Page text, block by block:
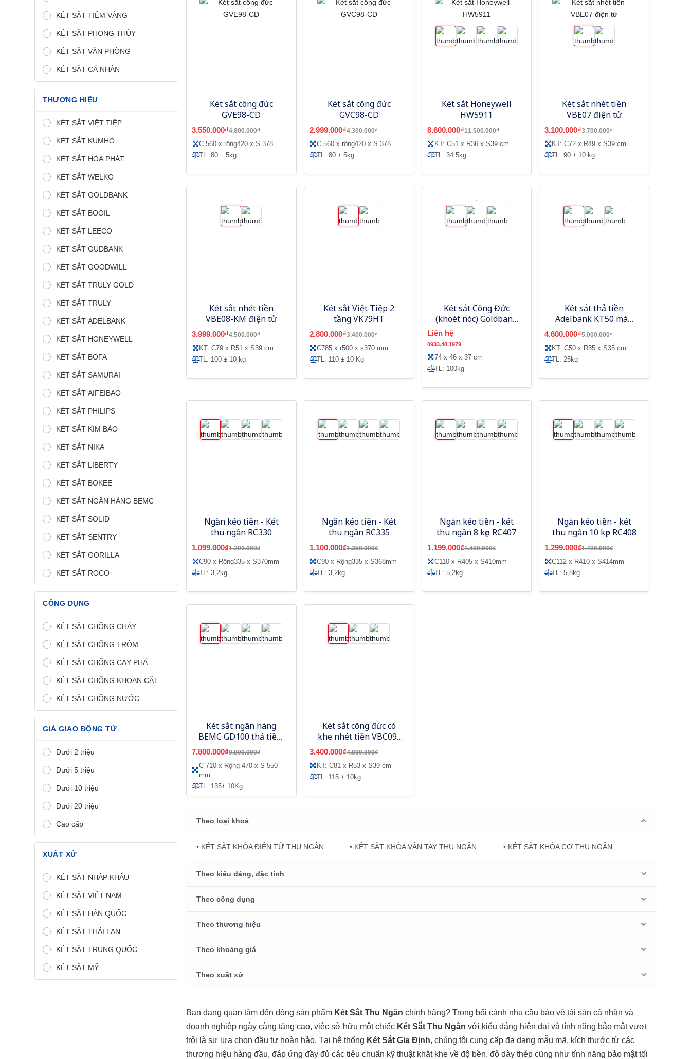
KÉT SẮT TIỆM VÀNG
KÉT SẮT PHONG THỦY
KÉT SẮT VĂN PHÒNG
KÉT SẮT CÁ NHÂN
THƯƠNG HIỆU
KÉT SẮT VIỆT TIỆP
KÉT SẮT KUMHO
KÉT SẮT HÒA PHÁT
KÉT SẮT WELKO
KÉT SẮT GOLDBANK
KÉT SẮT BOOIL
KÉT SẮT LEECO
KÉT SẮT GUDBANK
KÉT SẮT GOODWILL
KÉT SẮT TRULY GOLD
KÉT SẮT TRULY
KÉT SẮT ADELBANK
KÉT SẮT HONEYWELL
KÉT SẮT BOFA
KÉT SẮT SAMURAI
KÉT SẮT AIFEIBAO
KÉT SẮT PHILIPS
KÉT SẮT KIM BẢO
KÉT SẮT NIKA
KÉT SẮT LIBERTY
KÉT SẮT BOKEE
KÉT SẮT NGÂN HÀNG BEMC
KÉT SẮT SOLID
KÉT SẮT SENTRY
KÉT SẮT GORILLA
KÉT SẮT ROCO
CÔNG DỤNG
KÉT SẮT CHỐNG CHÁY
KÉT SẮT CHỐNG TRỘM
KÉT SẮT CHỐNG CẠY PHÁ
KÉT SẮT CHỐNG KHOAN CẮT
KÉT SẮT CHỐNG NƯỚC
GIÁ GIAO ĐỘNG TỪ
Dưới 2 triệu
Dưới 5 triệu
Dưới 10 triệu
Dưới 20 triệu
Cao cấp
XUẤT XỨ
KÉT SẮT NHẬP KHẨU
KÉT SẮT VIỆT NAM
KÉT SẮT HÀN QUỐC
KÉT SẮT THÁI LAN
KÉT SẮT TRUNG QUỐC
KÉT SẮT MỸ
Két sắt công đức
GVE98-CD
3.550.000₫4.800.000₫
C 560 x rộng420 x S 378
TL: 80 ± 5kg
Két sắt công đức
GVC98-CD
2.999.000₫4.300.000₫
C 560 x rộng420 x S 378
TL: 80 ± 5kg
Két sắt Honeywell
HW5911
8.600.000₫11.500.000₫
KT: C51 x R36 x S39 cm
TL: 34.5kg
Két sắt nhét tiền
VBE07 điện tử
3.100.000₫3.700.000₫
KT: C72 x R49 x S39 cm
TL: 90 ± 10 kg
Két sắt nhét tiền
VBE08-KM điện tử
3.999.000₫4.500.000₫
KT: C79 x R51 x S39 cm
TL: 100 ± 10 kg
Két sắt Việt Tiệp 2
tầng VK79HT
2.800.000₫3.400.000₫
C785 x r500 x s370 mm
TL: 110 ± 10 Kg
Két sắt Công Đức
(khoét nóc) Goldbank
Liên hệ
0933.48.1979
74 x 46 x 37 cm
TL: 100kg
Két sắt thả tiền
Adelbank KT50 màu
đen
4.600.000₫5.000.000₫
KT: C50 x R35 x S35 cm
TL: 25kg
Ngăn kéo tiền - Két
thu ngân RC330
1.099.000₫1.200.000₫
C90 x Rộng335 x S370mm
TL: 3,2kg
Ngăn kéo tiền - Két
thu ngân RC335
1.100.000₫1.350.000₫
C90 x Rộng335 x S368mm
TL: 3,2kg
Ngăn kéo tiền - két
thu ngân 8 kẹp RC407
1.199.000₫1.400.000₫
C110 x R405 x S410mm
TL: 5,2kg
Ngăn kéo tiền - két
thu ngân 10 kẹp RC408
1.299.000₫1.400.000₫
C112 x R410 x S414mm
TL: 5,8kg
Két sắt ngân hàng
BEMC GD100 thả tiền,
khoá cơ đổi mã
7.800.000₫9.800.000₫
C 710 x Rộng 470 x S 550
mm
TL: 135± 10Kg
Két sắt công đức có
khe nhét tiền VBC09-
KL
3.400.000₫4.800.000₫
KT: C81 x R53 x S39 cm
TL: 115 ± 10kg
Theo loại khoá
• KÉT SẮT KHÓA ĐIỆN TỬ THU NGÂN • KÉT SẮT KHÓA VÂN TAY THU NGÂN • KÉT SẮT KHÓA CƠ THU NGÂN
Theo kiểu dáng, đặc tính
Theo công dụng
Theo thương hiệu
Theo khoảng giá
Theo xuất xứ
Bạn đang quan tâm đến dòng sản phẩm Két Sắt Thu Ngân chính hãng? Trong bối cảnh nhu cầu bảo vệ tài sản cá nhân và
doanh nghiệp ngày càng tăng cao, việc sở hữu một chiếc Két Sắt Thu Ngân với kiểu dáng hiện đại và tính năng bảo mật vượt
trội là sự lựa chọn đầu tư hoàn hảo. Tại hệ thống Két Sắt Gia Định, chúng tôi cung cấp đa dạng mẫu mã, kích thước từ các
thương hiệu hàng đầu, đáp ứng đầy đủ các tiêu chuẩn kỹ thuật khắt khe về độ bền, độ dày thép cũng như tính năng bảo mật tối